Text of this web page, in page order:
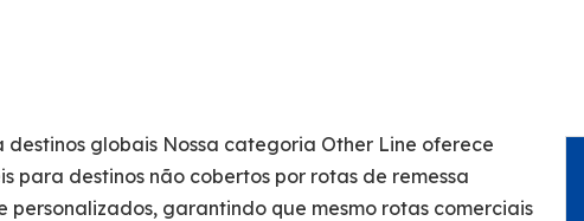
globais Nossa categoria Other Line oferece
​​para destinos não cobertos por rotas de remessa
garantindo que mesmo rotas comerciais